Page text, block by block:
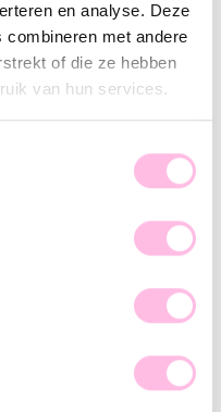
en analyse. Deze
combineren met andere
of die ze hebben
van hun services.
what occasion you
These colorful
a statement, baby!
variations.